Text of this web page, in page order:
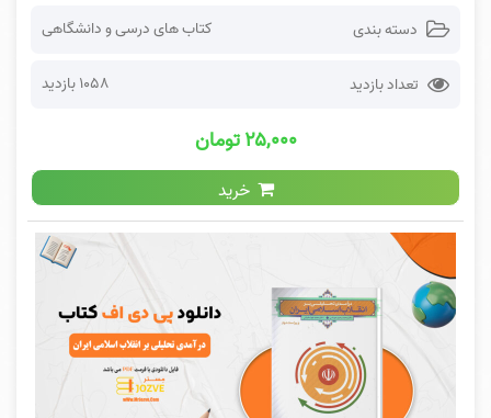
دسته بندی کتاب های درسی و دانشگاهی
تعداد بازدید 1058 بازدید
۲۵,۰۰۰ تومان
خرید